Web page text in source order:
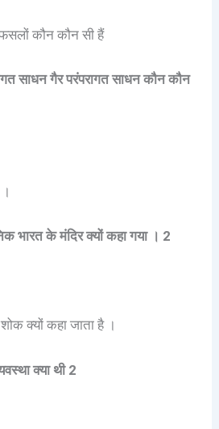
फसलों कौन कौन सी हैं
साधन गैर परंपरागत साधन कौन कौन
भारत के मंदिर क्यों कहा गया । 2
क्यों कहा जाता है ।
क्या थी 2